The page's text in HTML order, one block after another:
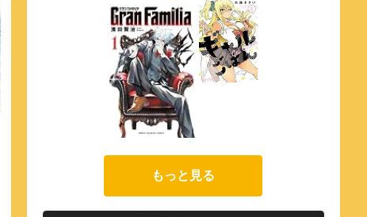
もっと見る